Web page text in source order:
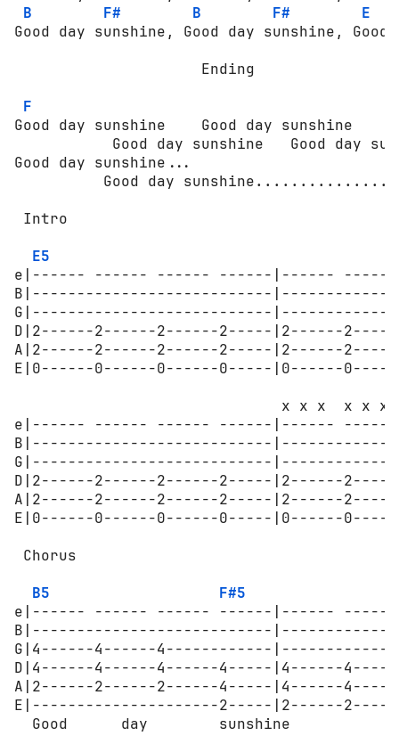
B
F# B F#
E
Good day sunshine, Good day sunshine, Good
                     Ending
F
Good day sunshine    Good day
Good day sunshine   Good day
Good day sunshine...
Good day
Intro
E5
e|------ ------ ------ ------|------
B|---------------------------
G|---------------------------
D|2------2------2------2-----|2------
A|2------2------2------2-----|2------
E|0------0------0------0-----|0------
x x x  x x x
e|------ ------ ------ ------|------
B|---------------------------
G|---------------------------
D|2------2------2------2-----|2------
A|2------2------2------2-----|2------
E|0------0------0------0-----|0------
Chorus
B5
F#5
e|------ ------ ------ ------|------
B|---------------------------
G|4------4------4------------
D|4------4------4------4-----|4------
A|2------2------2------4-----|4------
E|---------------------2-----|2------
  Good      day        sunshine